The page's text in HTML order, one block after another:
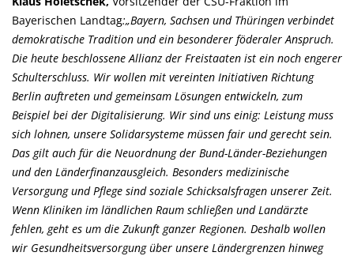
Bayerischen Landtag:„Bayern, Sachsen und Thüringen verbindet
demokratische Tradition und ein besonderer föderaler Anspruch.
Die heute beschlossene Allianz der Freistaaten ist ein noch engerer
Schulterschluss. Wir wollen mit vereinten Initiativen Richtung
Berlin auftreten und gemeinsam Lösungen entwickeln, zum
Beispiel bei der Digitalisierung. Wir sind uns einig: Leistung muss
sich lohnen, unsere Solidarsysteme müssen fair und gerecht sein.
Das gilt auch für die Neuordnung der Bund-Länder-Beziehungen
und den Länderfinanzausgleich. Besonders medizinische
Versorgung und Pflege sind soziale Schicksalsfragen unserer Zeit.
Wenn Kliniken im ländlichen Raum schließen und Landärzte
fehlen, geht es um die Zukunft ganzer Regionen. Deshalb wollen
wir Gesundheitsversorgung über unsere Ländergrenzen hinweg